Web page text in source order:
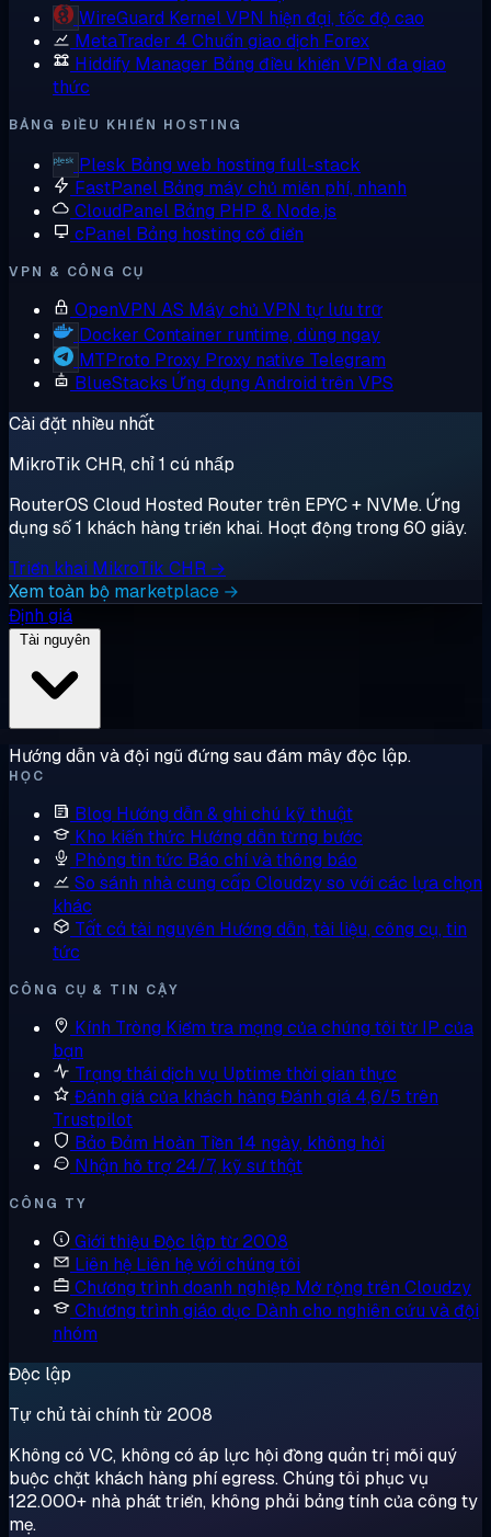
WireGuard Kernel VPN hiện đại, tốc độ cao
MetaTrader 4 Chuẩn giao dịch Forex
Hiddify Manager Bảng điều khiển VPN đa giao
thức
BẢNG ĐIỀU KHIỂN HOSTING
Plesk Bảng web hosting full-stack
FastPanel Bảng máy chủ miễn phí, nhanh
CloudPanel Bảng PHP & Node.js
cPanel Bảng hosting cổ điển
VPN & CÔNG CỤ
OpenVPN AS Máy chủ VPN tự lưu trữ
Docker Container runtime, dùng ngay
MTProto Proxy Proxy native Telegram
BlueStacks Ứng dụng Android trên VPS
Cài đặt nhiều nhất
MikroTik CHR, chỉ 1 cú nhấp
RouterOS Cloud Hosted Router trên EPYC + NVMe. Ứng
dụng số 1 khách hàng triển khai. Hoạt động trong 60 giây.
Triển khai MikroTik CHR →
Xem toàn bộ marketplace →
Định giá
Hướng dẫn và đội ngũ đứng sau đám mây độc lập.
HỌC
Blog Hướng dẫn & ghi chú kỹ thuật
Kho kiến thức Hướng dẫn từng bước
Phòng tin tức Báo chí và thông báo
So sánh nhà cung cấp Cloudzy so với các lựa chọn
khác
Tất cả tài nguyên Hướng dẫn, tài liệu, công cụ, tin
tức
CÔNG CỤ & TIN CẬY
Kính Tròng Kiểm tra mạng của chúng tôi từ IP của
bạn
Trạng thái dịch vụ Uptime thời gian thực
Đánh giá của khách hàng Đánh giá 4,6/5 trên
Trustpilot
Bảo Đảm Hoàn Tiền 14 ngày, không hỏi
Nhận hỗ trợ 24/7, kỹ sư thật
CÔNG TY
Giới thiệu Độc lập từ 2008
Liên hệ Liên hệ với chúng tôi
Chương trình doanh nghiệp Mở rộng trên Cloudzy
Chương trình giáo dục Dành cho nghiên cứu và đội
nhóm
Độc lập
Tự chủ tài chính từ 2008
Không có VC, không có áp lực hội đồng quản trị mỗi quý
buộc chặt khách hàng phí egress. Chúng tôi phục vụ
122.000+ nhà phát triển, không phải bảng tính của công ty
mẹ.